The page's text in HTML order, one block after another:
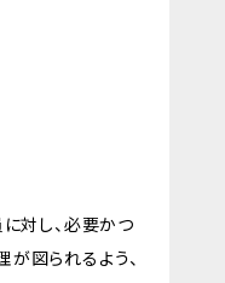
対し、必要かつ
図られるよう、